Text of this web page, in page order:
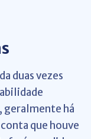
duas vezes
geralmente há
que houve